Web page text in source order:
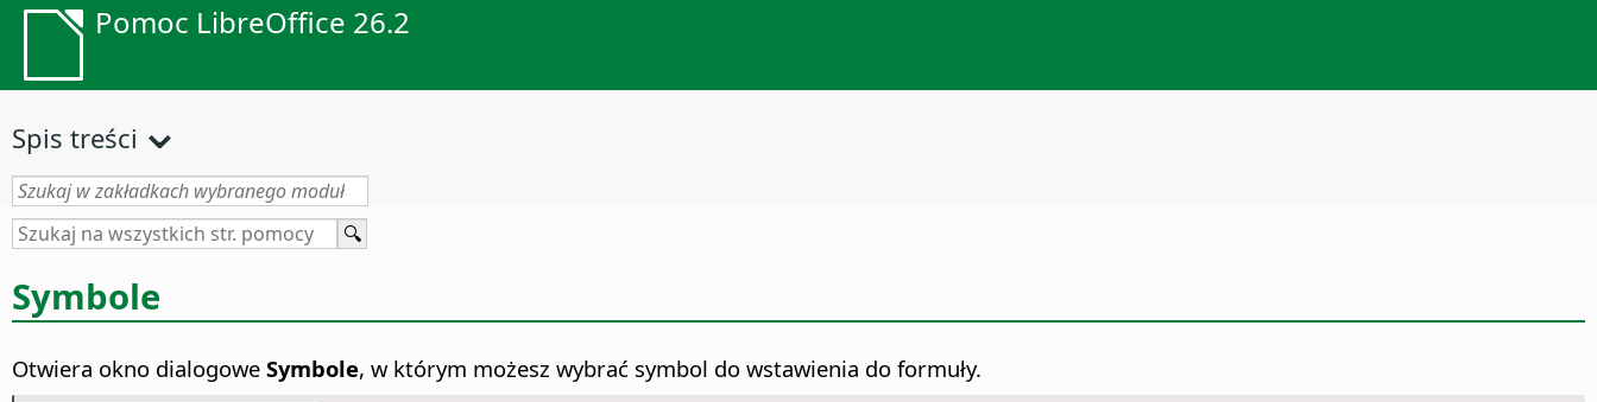
Pomoc LibreOffice 26.2
Spis treści
Symbole
Otwiera okno dialogowe Symbole, w którym możesz wybrać symbol do wstawienia do formuły.